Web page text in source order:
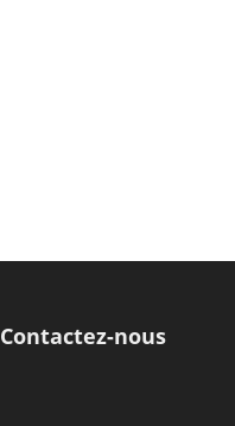
Contactez-nous